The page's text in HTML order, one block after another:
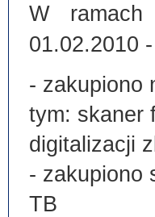
W ramach
01.02.2010
- zakupiono
tym: skaner
digitalizacji
- zakupiono
TB